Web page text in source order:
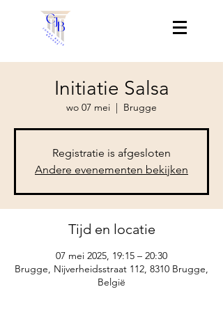
Initiatie Salsa
wo 07 mei
  |
Brugge
Registratie is afgesloten
Andere evenementen bekijken
Tijd en locatie
07 mei 2025, 19:15 – 20:30
Brugge, Nijverheidsstraat 112, 8310 Brugge,
België